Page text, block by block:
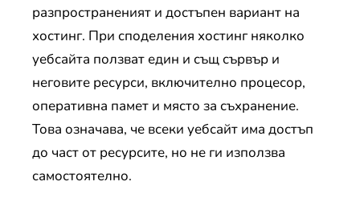
разпространеният и достъпен вариант на
хостинг. При споделения хостинг няколко
уебсайта ползват един и същ сървър и
неговите ресурси, включително процесор,
оперативна памет и място за съхранение.
Това означава, че всеки уебсайт има достъп
до част от ресурсите, но не ги използва
самостоятелно.